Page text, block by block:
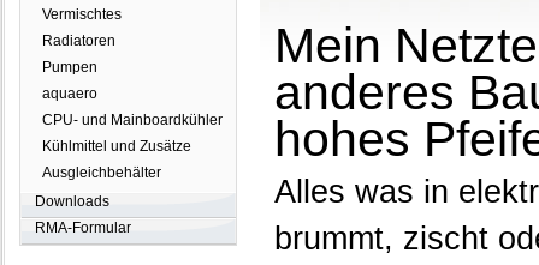
Vermischtes
Radiatoren
Pumpen
aquaero
CPU- und Mainboardkühler
Kühlmittel und Zusätze
Ausgleichbehälter
Downloads
RMA-Formular
Mein
anderes
hohes
Alles was in
brummt, zischt